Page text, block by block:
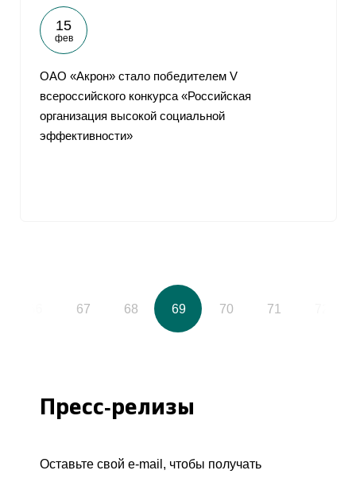
15
фев
ОАО «Акрон» стало победителем V
всероссийского конкурса «Российская
организация высокой социальной
эффективности»
67 68 69 70 71
Пресс-релизы
Оставьте свой e-mail, чтобы получать